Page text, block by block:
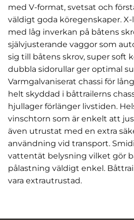
med V-format, svetsat och
väldigt goda köregenskaper.
med låg inverkan på båtens
självjusterande vaggor som
sig till båtens skrov, super soft
dubbla sidorullar ger optimal
Varmgalvaniserat chassi för
helt skyddad i båttrailerns
hjullager förlänger livstiden.
vinschtorn som är enkelt att
även utrustat med en extra
användning vid transport.
vattentät belysning vilket gör
pålastning väldigt enkel.
vara extrautrustad.